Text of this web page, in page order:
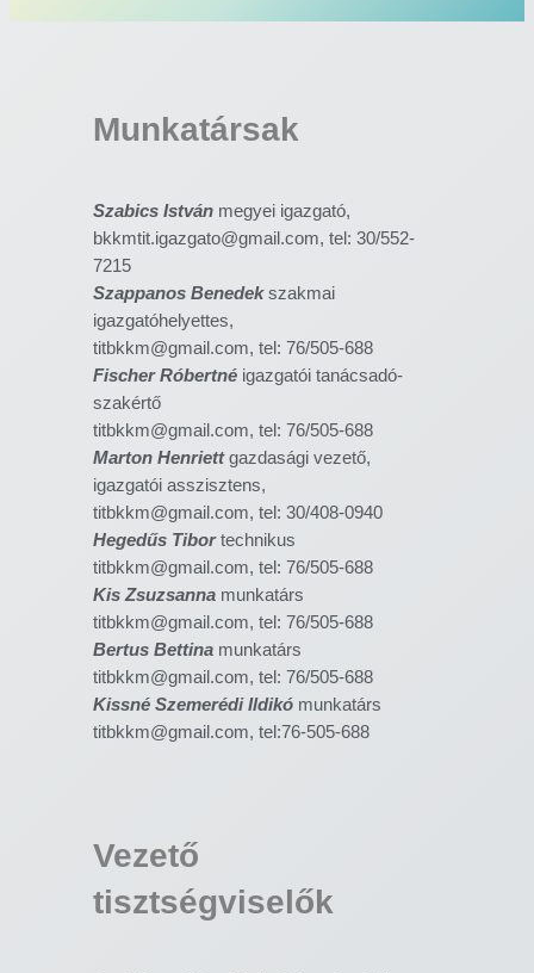
Munkatársak
Szabics István megyei igazgató,
bkkmtit.igazgato@gmail.com, tel: 30/552-
7215
Szappanos Benedekszakmai
igazgatóhelyettes,
titbkkm@gmail.com, tel: 76/505-688
Fischer Róbertné igazgatói tanácsadó-
szakértő
titbkkm@gmail.com, tel: 76/505-688
Marton Henriettgazdasági vezető,
igazgatói asszisztens,
titbkkm@gmail.com, tel: 30/408-0940
Hegedűs Tibortechnikus
titbkkm@gmail.com, tel: 76/505-688
Kis Zsuzsanna munkatárs
titbkkm@gmail.com, tel: 76/505-688
Bertus Bettina munkatárs
titbkkm@gmail.com, tel: 76/505-688
Kissné Szemerédi Ildikó munkatárs
titbkkm@gmail.com, tel:76-505-688
Vezető
tisztségviselők